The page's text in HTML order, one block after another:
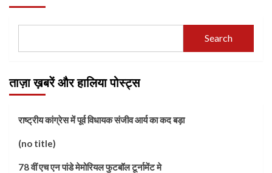
Search
ताज़ा ख़बरें और हालिया पोस्ट्स
राष्ट्रीय कांग्रेस में पूर्व विधायक संजीव आर्य का कद बड़ा
(no title)
78 वीं एच एन पांडे मेमोरियल फुटबॉल टूर्नामेंट मे